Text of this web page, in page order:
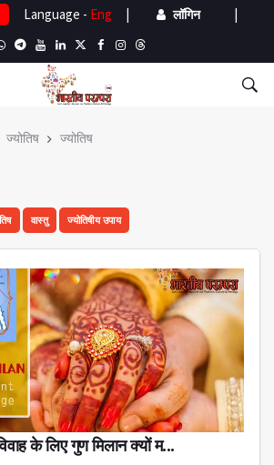
Language - Eng | लॉगिन |
ज्योतिष ज्योतिष
वास्तु ज्योतिषीय उपाय
के लिए गुण मिलान क्यों म...